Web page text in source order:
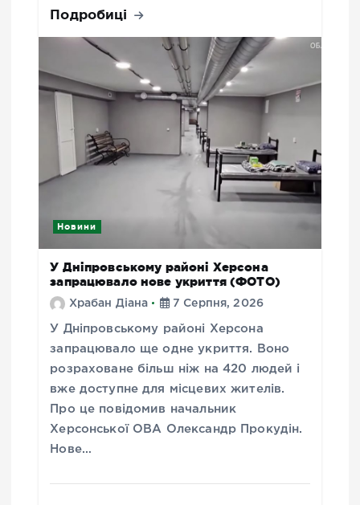
Подробиці
Новини
У Дніпровському районі Херсона
запрацювало нове укриття (ФОТО)
Храбан Діана 7 Серпня, 2026
У Дніпровському районі Херсона
запрацювало ще одне укриття. Воно
розраховане більш ніж на 420 людей і
вже доступне для місцевих жителів.
Про це повідомив начальник
Херсонської ОВА Олександр Прокудін.
Нове…